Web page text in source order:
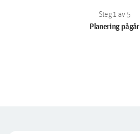
Planering pågår